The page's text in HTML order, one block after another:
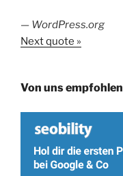
— WordPress.org
Next quote »
Von uns empfohlen